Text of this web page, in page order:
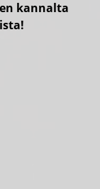
kannalta